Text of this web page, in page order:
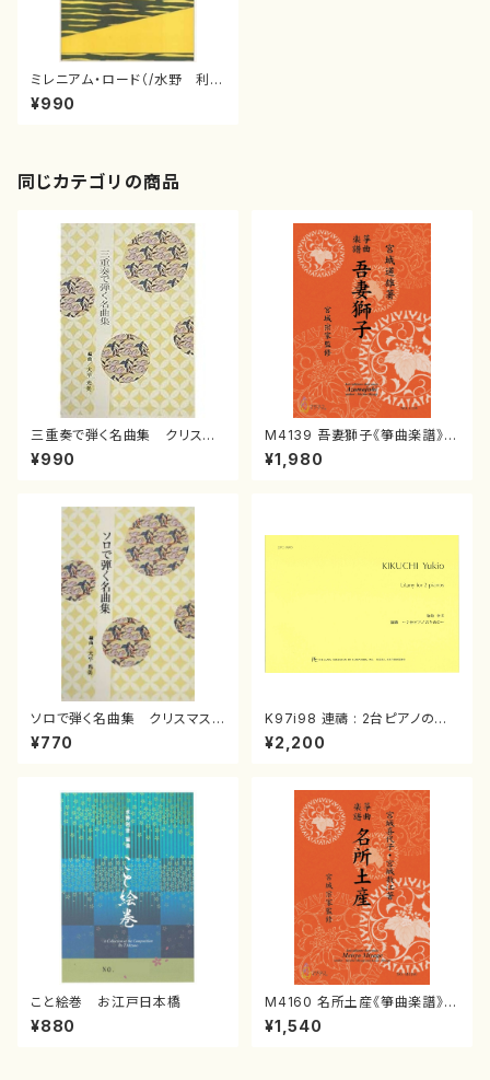
ミレニアム・ロード（/水野 利
彦/楽譜）
¥990
同じカテゴリの商品
三重奏で弾く名曲集 クリスマ
スメドレー( 箏2/大平光美 編
曲/楽譜）
¥990
M4139 吾妻獅子《箏曲楽譜》
（箏/宮城道雄著・宮城宗家監修/
箏曲古典楽譜）
¥1,980
ソロで弾く名曲集 クリスマス・
イブ／恋人がサンタクロース(
箏独奏 /大平光美 編曲/楽
¥770
K97i98 連禱 : 2台ピアノのた
めの（2 Pianos / 菊池 幸夫 /
楽譜）
¥2,200
こと絵巻 お江戸日本橋
¥880
M4160 名所土産《箏曲楽譜》
（箏/宮城喜代子・宮城数江著・
宮城宗家監修/箏曲古典楽譜）
¥1,540